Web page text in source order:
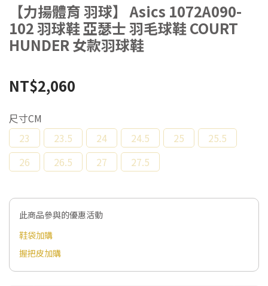
【力揚體育 羽球】 Asics 1072A090-
102 羽球鞋 亞瑟士 羽毛球鞋 COURT
HUNDER 女款羽球鞋
NT$2,060
尺寸CM
23
23.5 24 24.5 25
25.5
26
26.5 27 27.5
此商品參與的優惠活動
鞋袋加購
握把皮加購